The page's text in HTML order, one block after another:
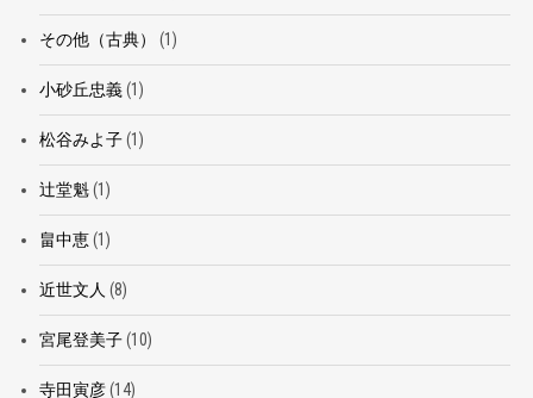
その他（古典） (1)
小砂丘忠義(1)
松谷みよ子(1)
辻堂魁(1)
畠中恵(1)
近世文人 (8)
宮尾登美子(10)
寺田寅彦(14)